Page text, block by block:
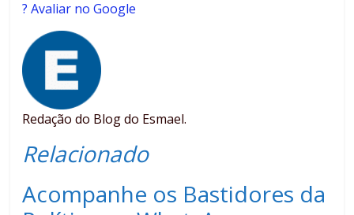
? Avaliar no Google
Redação do Blog do Esmael.
Relacionado
Acompanhe os Bastidores da